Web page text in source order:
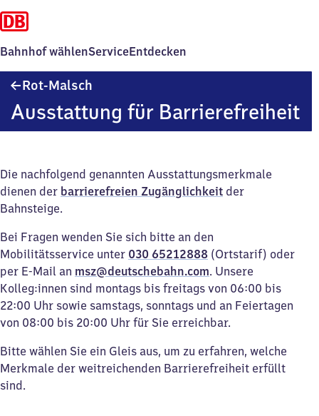
Bahnhof wählenServiceEntdecken
Rot-Malsch
Ausstattung für Barrierefreiheit
Die nachfolgend genannten Ausstattungsmerkmale
dienen der barrierefreien Zugänglichkeit der
Bahnsteige.
Bei Fragen wenden Sie sich bitte an den
Mobilitätsservice unter 030 65212888 (Ortstarif) oder
per E-Mail an msz@deutschebahn.com. Unsere
Kolleg:innen sind montags bis freitags von 06:00 bis
22:00 Uhr sowie samstags, sonntags und an Feiertagen
von 08:00 bis 20:00 Uhr für Sie erreichbar.
Bitte wählen Sie ein Gleis aus, um zu erfahren, welche
Merkmale der weitreichenden Barrierefreiheit erfüllt
sind.